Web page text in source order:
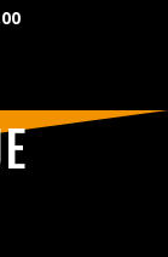
Huidige
€15,00.